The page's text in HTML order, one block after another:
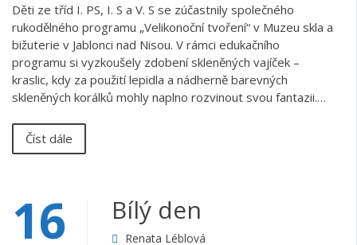
Děti ze tříd I. PS, I. S a V. S se zúčastnily společného
rukodělného programu „Velikonoční tvoření“ v Muzeu skla a
bižuterie v Jablonci nad Nisou. V rámci edukačního
programu si vyzkoušely zdobení skleněných vajíček –
kraslic, kdy za použití lepidla a nádherně barevných
skleněných korálků mohly naplno rozvinout svou fantazii.…
Číst dále
16 Bílý den
Renata Léblová